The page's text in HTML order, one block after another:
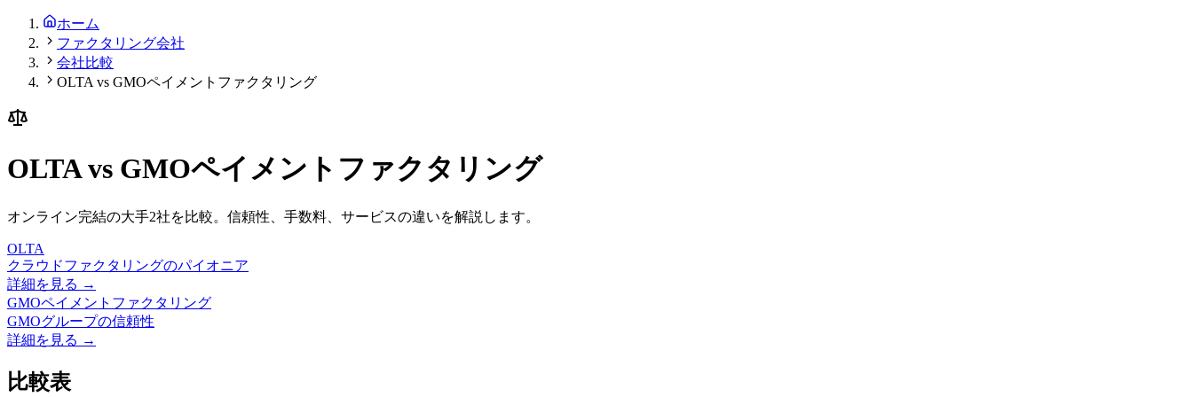
ホーム
ファクタリング会社
会社比較
OLTA vs GMOペイメントファクタリング
OLTAvs GMOペイメントファクタリング
オンライン完結の大手2社を比較。信頼性、手数料、サービスの違いを解説します。
OLTA
クラウドファクタリングのパイオニア
詳細を見る →
GMOペイメントファクタリング
GMOグループの信頼性
詳細を見る →
比較表